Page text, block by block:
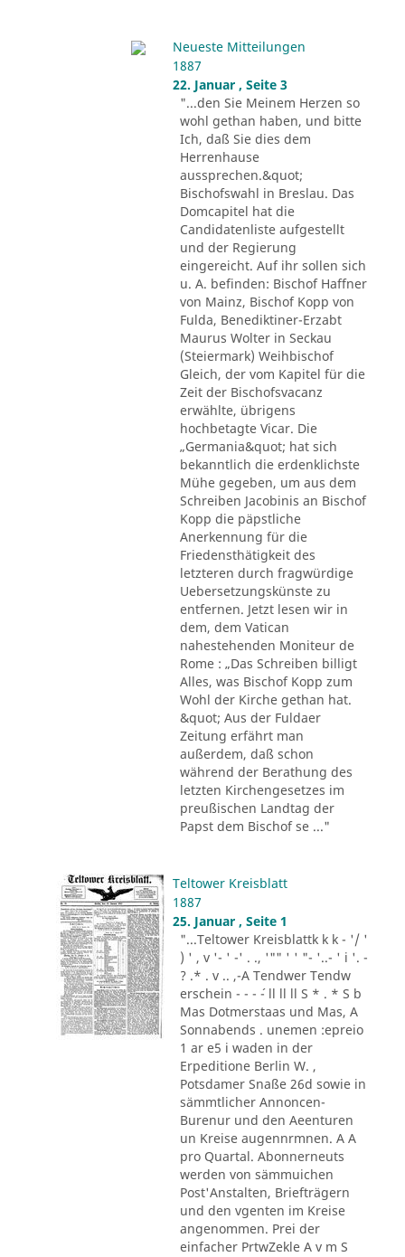
Neueste Mitteilungen
1887
22. Januar , Seite 3
"...den Sie Meinem Herzen so
wohl gethan haben, und bitte
Ich, daß Sie dies dem
Herrenhause
aussprechen.&quot;
Bischofswahl in Breslau. Das
Domcapitel hat die
Candidatenliste aufgestellt
und der Regierung
eingereicht. Auf ihr sollen sich
u. A. befinden: Bischof Haffner
von Mainz, Bischof Kopp von
Fulda, Benediktiner-Erzabt
Maurus Wolter in Seckau
(Steiermark) Weihbischof
Gleich, der vom Kapitel für die
Zeit der Bischofsvacanz
erwählte, übrigens
hochbetagte Vicar. Die
„Germania&quot; hat sich
bekanntlich die erdenklichste
Mühe gegeben, um aus dem
Schreiben Jacobinis an Bischof
Kopp die päpstliche
Anerkennung für die
Friedensthätigkeit des
letzteren durch fragwürdige
Uebersetzungskünste zu
entfernen. Jetzt lesen wir in
dem, dem Vatican
nahestehenden Moniteur de
Rome : „Das Schreiben billigt
Alles, was Bischof Kopp zum
Wohl der Kirche gethan hat.
&quot; Aus der Fuldaer
Zeitung erfährt man
außerdem, daß schon
während der Berathung des
letzten Kirchengesetzes im
preußischen Landtag der
Papst dem Bischof se ..."
Teltower Kreisblatt
1887
25. Januar , Seite 1
"...Teltower Kreisblattk k k - '/ '
) ' , v '- ' -' . ., '"" ' ' "- '..- ' i '. -
? .* . v .. ,-A Tendwer Tendw
erschein - - - ´- ll ll ll S * . * S b
Mas Dotmerstaas und Mas, A
Sonnabends . unemen :epreio
1 ar e5 i waden in der
Erpeditione Berlin W. ,
Potsdamer Snaße 26d sowie in
sämmtlicher Annoncen-
Burenur und den Aeenturen
un Kreise augennrmnen. A A
pro Quartal. Abonnerneuts
werden von sämmuichen
Post'Anstalten, Briefträgern
und den vgenten im Kreise
angenommen. Prei der
einfacher PrtwZekle A v m S